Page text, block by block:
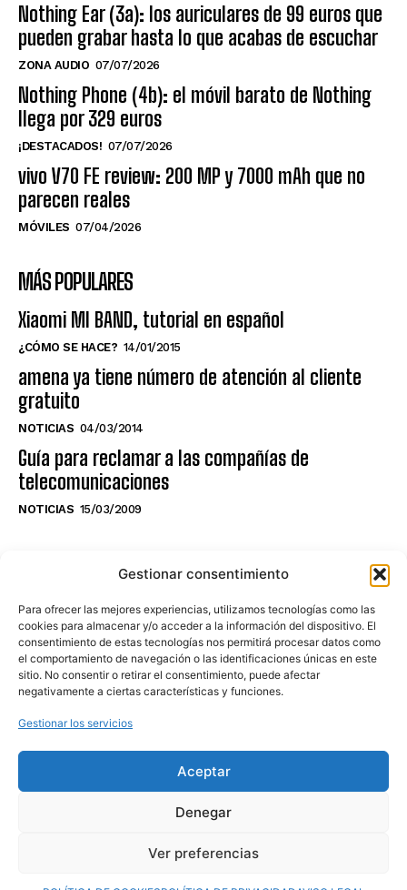
Gestionar consentimiento
Para ofrecer las mejores experiencias, utilizamos tecnologías como las
cookies para almacenar y/o acceder a la información del dispositivo. El
consentimiento de estas tecnologías nos permitirá procesar datos como
el comportamiento de navegación o las identificaciones únicas en este
sitio. No consentir o retirar el consentimiento, puede afectar
negativamente a ciertas características y funciones.
Gestionar los servicios
Aceptar
Denegar
Ver preferencias
Nothing Ear (3a): los auriculares de 99 euros que
pueden grabar hasta lo que acabas de escuchar
ZONA AUDIO 07/07/2026
Nothing Phone (4b): el móvil barato de Nothing
llega por 329 euros
¡DESTACADOS! 07/07/2026
vivo V70 FE review: 200 MP y 7000 mAh que no
parecen reales
MÓVILES 07/04/2026
MÁS POPULARES
Xiaomi MI BAND, tutorial en español
¿CÓMO SE HACE? 14/01/2015
amena ya tiene número de atención al cliente
gratuito
NOTICIAS 04/03/2014
Guía para reclamar a las compañías de
telecomunicaciones
NOTICIAS 15/03/2009
NO TE PIERDAS LO ÚLTIMO DEL CANAL
Haz clic en «Estoy de acuerdo» para
activar Youtube
POLÍTICA DE COOKIES